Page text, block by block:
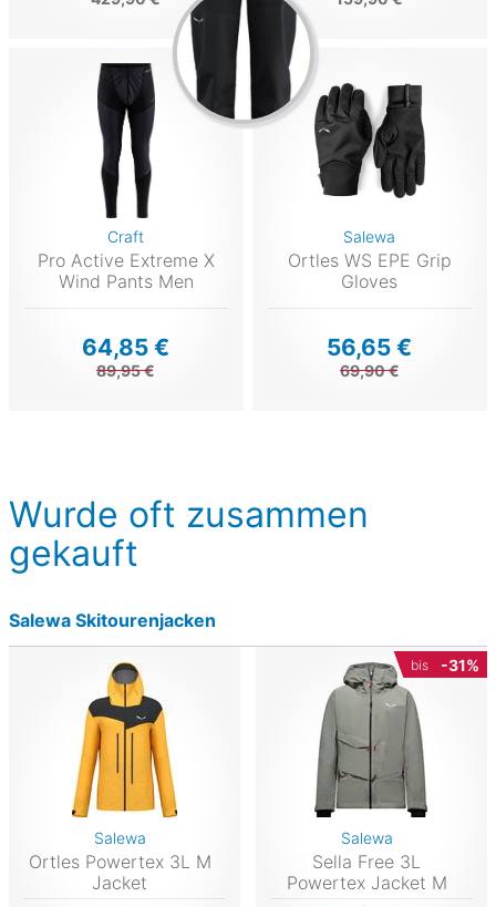
Craft
Pro Active Extreme X
Wind Pants Men
64,85 €
89,95 €
Salewa
Ortles WS EPE Grip
Gloves
56,65 €
69,90 €
Wurde oft zusammen
gekauft
Salewa Skitourenjacken
Salewa
Ortles Powertex 3L M
Jacket
bis -31%
Salewa
Sella Free 3L
Powertex Jacket M